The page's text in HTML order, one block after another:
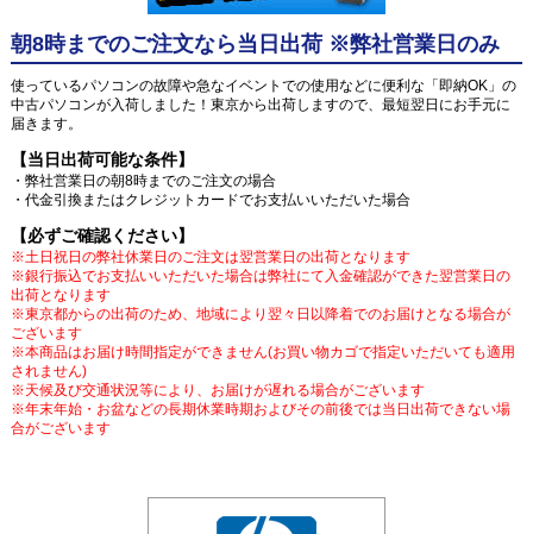
朝8時までのご注文なら当日出荷 ※弊社営業日のみ
使っているパソコンの故障や急なイベントでの使用などに便利な「即納OK」の
中古パソコンが入荷しました！東京から出荷しますので、最短翌日にお手元に
届きます。
【当日出荷可能な条件】
・弊社営業日の朝8時までのご注文の場合
・代金引換またはクレジットカードでお支払いいただいた場合
【必ずご確認ください】
※土日祝日の弊社休業日のご注文は翌営業日の出荷となります
※銀行振込でお支払いいただいた場合は弊社にて入金確認ができた翌営業日の
出荷となります
※東京都からの出荷のため、地域により翌々日以降着でのお届けとなる場合が
ございます
※本商品はお届け時間指定ができません(お買い物カゴで指定いただいても適用
されません)
※天候及び交通状況等により、お届けが遅れる場合がございます
※年末年始・お盆などの長期休業時期およびその前後では当日出荷できない場
合がございます